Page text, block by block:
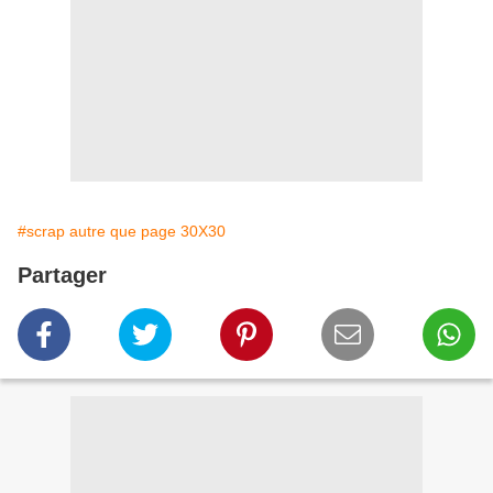
#scrap autre que page 30X30
Partager